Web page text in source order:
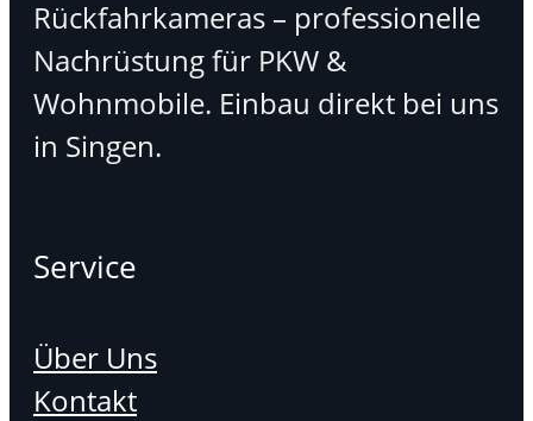
Rückfahrkameras – professionelle
Nachrüstung für PKW &
Wohnmobile. Einbau direkt bei uns
in Singen.
Service
Über Uns
Kontakt